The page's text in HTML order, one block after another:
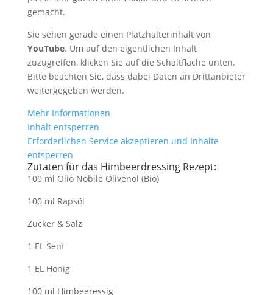
gemacht.
Sie sehen gerade einen Platzhalterinhalt von
YouTube. Um auf den eigentlichen Inhalt
zuzugreifen, klicken Sie auf die Schaltfläche unten.
Bitte beachten Sie, dass dabei Daten an Drittanbieter
weitergegeben werden.
Mehr Informationen
Inhalt entsperren
Erforderlichen Service akzeptieren und Inhalte
entsperren
Zutaten für das Himbeerdressing Rezept:
100 ml Olio Nobile Olivenöl (Bio)
100 ml Rapsöl
Zucker & Salz
1 EL Senf
1 EL Honig
100 ml Himbeeressig